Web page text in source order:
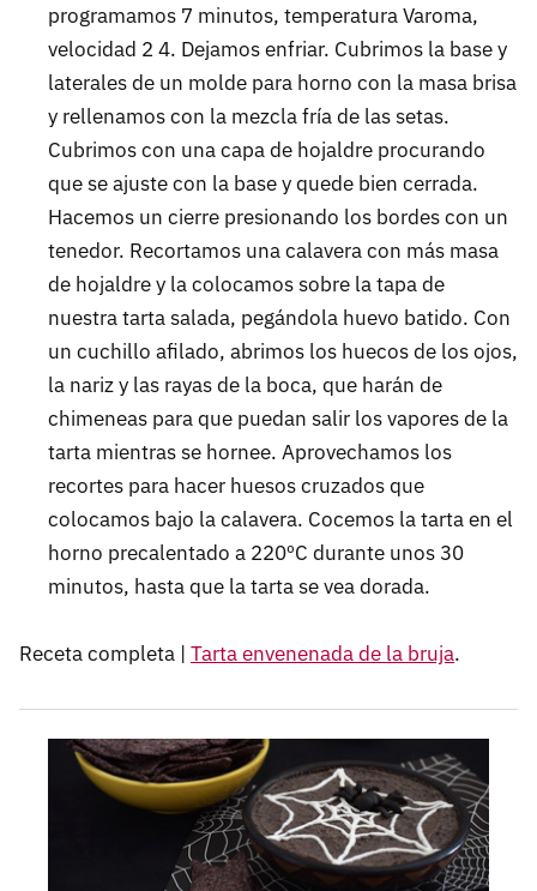
programamos 7 minutos, temperatura Varoma,
velocidad 2 4. Dejamos enfriar. Cubrimos la base y
laterales de un molde para horno con la masa brisa
y rellenamos con la mezcla fría de las setas.
Cubrimos con una capa de hojaldre procurando
que se ajuste con la base y quede bien cerrada.
Hacemos un cierre presionando los bordes con un
tenedor. Recortamos una calavera con más masa
de hojaldre y la colocamos sobre la tapa de
nuestra tarta salada, pegándola huevo batido. Con
un cuchillo afilado, abrimos los huecos de los ojos,
la nariz y las rayas de la boca, que harán de
chimeneas para que puedan salir los vapores de la
tarta mientras se hornee. Aprovechamos los
recortes para hacer huesos cruzados que
colocamos bajo la calavera. Cocemos la tarta en el
horno precalentado a 220ºC durante unos 30
minutos, hasta que la tarta se vea dorada.
Receta completa | Tarta envenenada de la bruja.